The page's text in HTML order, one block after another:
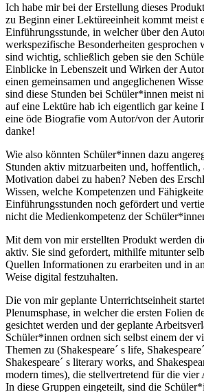
Ich habe mir bei der Erstellung dieses
zu Beginn einer Lektüreeinheit kommt meist
Einführungsstunde, in welcher über den
werkspezifische Besonderheiten gesprochen
sind wichtig, schließlich geben sie den
Einblicke in Lebenszeit und Wirken der
einen gemeinsamen und angeglichenen
sind diese Stunden bei Schüler*innen meist
auf eine Lektüre hab ich eigentlich gar keine
eine öde Biografie vom Autor/von der
danke!
Wie also könnten Schüler*innen dazu
Stunden aktiv mitzuarbeiten und, hoffentlich,
Motivation dabei zu haben? Neben des
Wissen, welche Kompetenzen und
Einführungsstunden noch gefördert und
nicht die Medienkompetenz der
Mit dem von mir erstellten Produkt werden
aktiv. Sie sind gefordert, mithilfe mitunter
Quellen Informationen zu erarbeiten und in
Weise digital festzuhalten.
Die von mir geplante Unterrichtseinheit
Plenumsphase, in welcher die ersten Folien
gesichtet werden und der geplante
Schüler*innen ordnen sich selbst einem der
Themen zu (Shakespeare´ s life,
Shakespeare´ s literary works, and
modern times), die stellvertretend für die vier
In diese Gruppen eingeteilt, sind die